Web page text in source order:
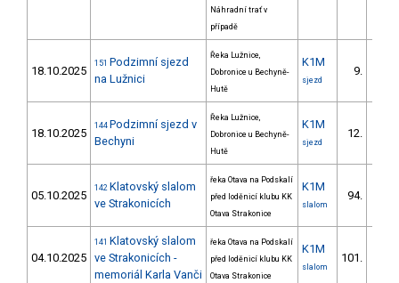
Náhradní trať v
případě
18.10.2025
151 Podzimní sjezd
na Lužnici
Řeka Lužnice,
Dobronice u Bechyně-
Hutě
K1M
sjezd
9.
18.10.2025
144 Podzimní sjezd v
Bechyni
Řeka Lužnice,
Dobronice u Bechyně-
Hutě
K1M
sjezd
12.
05.10.2025
142 Klatovský slalom
ve Strakonicích
řeka Otava na Podskalí
před loděnicí klubu KK
Otava Strakonice
K1M
slalom
94.
04.10.2025
141 Klatovský slalom
ve Strakonicích -
memoriál Karla Vanči
řeka Otava na Podskalí
před loděnicí klubu KK
Otava Strakonice
K1M
slalom
101.